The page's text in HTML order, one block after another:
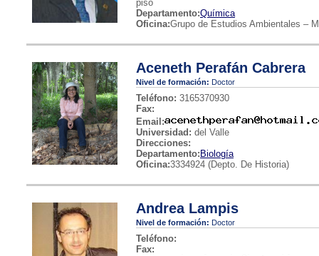
piso
Departamento:Química
Oficina:Grupo de Estudios Ambientales –
Aceneth Perafán Cabrera
Nivel de formación: Doctor
Teléfono: 3165370930
Fax:
Email:
Universidad: del Valle
Direcciones:
Departamento: Biología
Oficina:3334924 (Depto. De Historia)
Andrea Lampis
Nivel de formación: Doctor
Teléfono:
Fax: